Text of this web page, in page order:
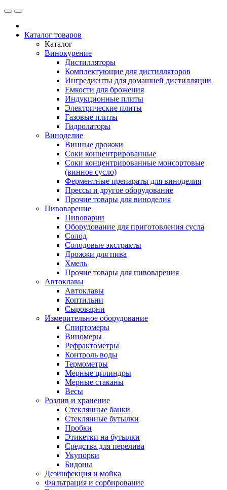
Каталог товаров
Каталог
Винокурение
Дистилляторы
Комплектующие для дистилляторов
Ингредиенты для домашней дистилляции
Емкости для брожения
Индукционные плиты
Электрические плиты
Газовые плиты
Гидролаторы
Виноделие
Винные дрожжи
Соки концентрированные
Соки концентрированные монсортовые
(винное сусло)
Ферментные препараты для виноделия
Прессы и другое оборудование
Прочие товары для виноделия
Пивоварение
Пивоварни
Оборудование для приготовления сусла
Солод
Солодовые экстракты
Дрожжи для пива
Хмель
Прочие товары для пивоварения
Автоклавы
Автоклавы
Коптильни
Сыроварни
Измерительное оборудование
Спиртомеры
Виномеры
Рефрактометры
Контроль воды
Термометры
Мерные цилиндры
Мерные стаканы
Весы
Розлив и хранение
Стеклянные банки
Стеклянные бутылки
Пробки
Этикетки на бутылки
Средства для перелива
Укупорки
Бидоны
Дезинфекция и мойка
Фильтрация и сорбирование